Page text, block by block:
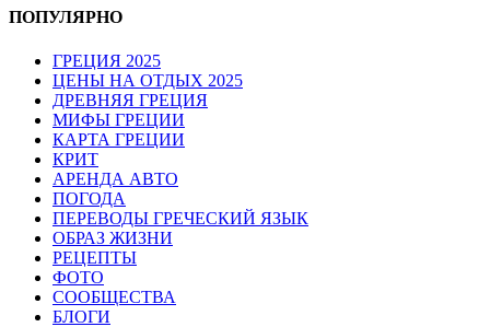
ПОПУЛЯРНО
ГРЕЦИЯ 2025
ЦЕНЫ НА ОТДЫХ 2025
ДРЕВНЯЯ ГРЕЦИЯ
МИФЫ ГРЕЦИИ
КАРТА ГРЕЦИИ
КРИТ
АРЕНДА АВТО
ПОГОДА
ПЕРЕВОДЫ ГРЕЧЕСКИЙ ЯЗЫК
ОБРАЗ ЖИЗНИ
РЕЦЕПТЫ
ФОТО
СООБЩЕСТВА
БЛОГИ